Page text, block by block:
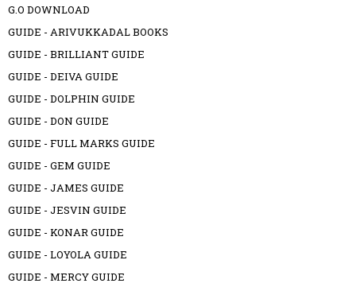
G.O DOWNLOAD
GUIDE - ARIVUKKADAL BOOKS
GUIDE - BRILLIANT GUIDE
GUIDE - DEIVA GUIDE
GUIDE - DOLPHIN GUIDE
GUIDE - DON GUIDE
GUIDE - FULL MARKS GUIDE
GUIDE - GEM GUIDE
GUIDE - JAMES GUIDE
GUIDE - JESVIN GUIDE
GUIDE - KONAR GUIDE
GUIDE - LOYOLA GUIDE
GUIDE - MERCY GUIDE